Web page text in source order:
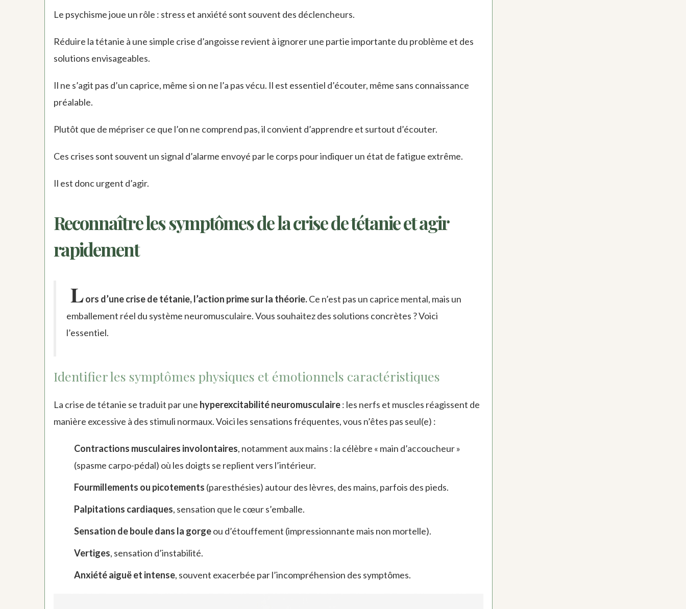
Le psychisme joue un rôle : stress et anxiété sont souvent des déclencheurs.
Réduire la tétanie à une simple crise d’angoisse revient à ignorer une partie importante du problème et des
solutions envisageables.
Il ne s’agit pas d’un caprice, même si on ne l’a pas vécu. Il est essentiel d’écouter, même sans connaissance
préalable.
Plutôt que de mépriser ce que l’on ne comprend pas, il convient d’apprendre et surtout d’écouter.
Ces crises sont souvent un signal d’alarme envoyé par le corps pour indiquer un état de fatigue extrême.
Il est donc urgent d’agir.
Reconnaître les symptômes de la crise de tétanie et agir
rapidement
Lors d’une crise de tétanie, l’action prime sur la théorie.Ce n’est pas un caprice mental, mais un
emballement réel du système neuromusculaire. Vous souhaitez des solutions concrètes ? Voici
l’essentiel.
Identifier les symptômes physiques et émotionnels caractéristiques
La crise de tétanie se traduit par une hyperexcitabilité neuromusculaire: les nerfs et muscles réagissent de
manière excessive à des stimuli normaux. Voici les sensations fréquentes, vous n’êtes pas seul(e) :
Contractions musculaires involontaires, notamment aux mains : la célèbre « main d’accoucheur »
(spasme carpo-pédal) où les doigts se replient vers l’intérieur.
Fourmillements ou picotements (paresthésies) autour des lèvres, des mains, parfois des pieds.
Palpitations cardiaques, sensation que le cœur s’emballe.
Sensation de boule dans la gorgeou d’étouffement (impressionnante mais non mortelle).
Vertiges, sensation d’instabilité.
Anxiété aiguë et intense, souvent exacerbée par l’incompréhension des symptômes.